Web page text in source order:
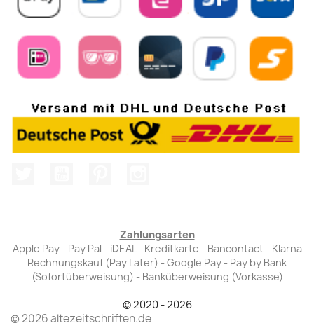
Zahlungsarten
Apple Pay - Pay Pal - iDEAL - Kreditkarte - Bancontact - Klarna
Rechnungskauf (Pay Later) - Google Pay - Pay by Bank
(Sofortüberweisung) - Banküberweisung (Vorkasse)
© 2020 - 2026
© 2026 altezeitschriften.de